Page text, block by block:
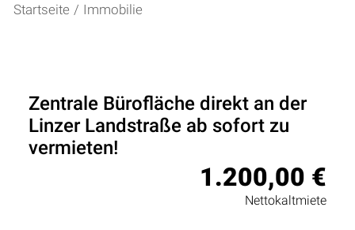
Startseite / Immobilie
Zentrale Bürofläche direkt an der
Linzer Landstraße ab sofort zu
vermieten!
1.200,00 €
Nettokaltmiete